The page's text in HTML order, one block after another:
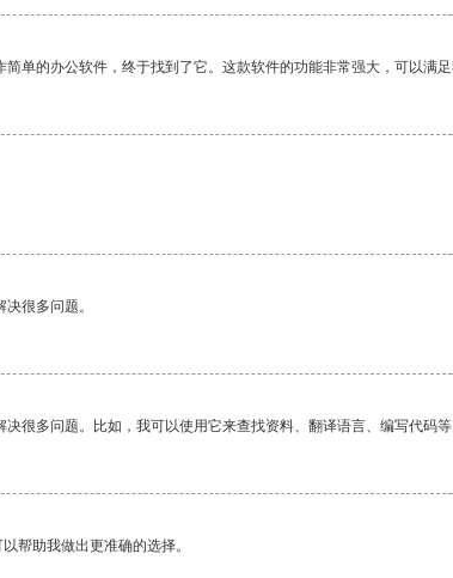
单的办公软件，终于找到了它。这款软件的功能非常强大，可以满
很多问题。
很多问题。比如，我可以使用它来查找资料、翻译语言、编写代码等
帮助我做出更准确的选择。